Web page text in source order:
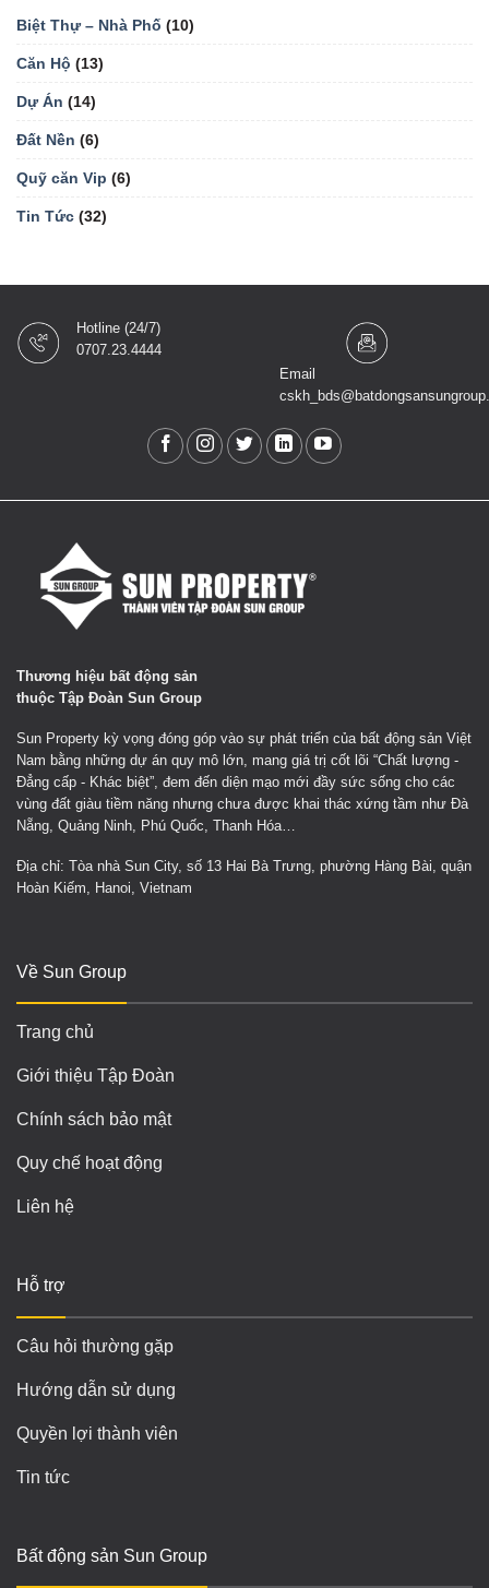
Biệt Thự – Nhà Phố (10)
Căn Hộ (13)
Dự Án (14)
Đất Nền (6)
Quỹ căn Vip (6)
Tin Tức (32)
Hotline (24/7)
0707.23.4444
Email
Thương hiệu bất động sản
thuộc Tập Đoàn Sun Group
Sun Property kỳ vọng đóng góp vào sự phát triển của bất động sản Việt
Nam bằng những dự án quy mô lớn, mang giá trị cốt lõi “Chất lượng -
Đẳng cấp - Khác biệt”, đem đến diện mạo mới đầy sức sống cho các
vùng đất giàu tiềm năng nhưng chưa được khai thác xứng tầm như Đà
Nẵng, Quảng Ninh, Phú Quốc, Thanh Hóa…
Địa chỉ: Tòa nhà Sun City, số 13 Hai Bà Trưng, phường Hàng Bài, quận
Hoàn Kiếm, Hanoi, Vietnam
Về Sun Group
Trang chủ
Giới thiệu Tập Đoàn
Chính sách bảo mật
Quy chế hoạt động
Liên hệ
Hỗ trợ
Câu hỏi thường gặp
Hướng dẫn sử dụng
Quyền lợi thành viên
Tin tức
Bất động sản Sun Group